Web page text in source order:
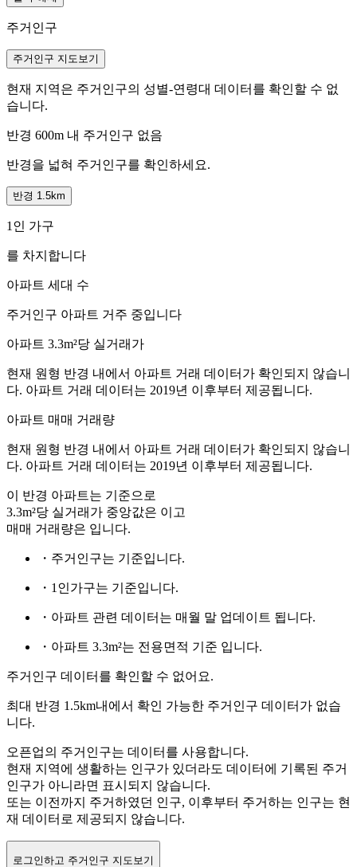
주거인구
주거인구 지도보기
현재 지역은 주거인구의 성별-연령대 데이터를 확인할 수 없
습니다.
반경 600m 내 주거인구 없음
반경을 넓혀 주거인구를 확인하세요.
반경 1.5km
1인 가구
를 차지합니다
아파트 세대 수
주거인구 아파트 거주 중입니다
아파트 3.3m²당 실거래가
현재 원형 반경 내에서 아파트 거래 데이터가 확인되지 않습니
다. 아파트 거래 데이터는 2019년 이후부터 제공됩니다.
아파트 매매 거래량
현재 원형 반경 내에서 아파트 거래 데이터가 확인되지 않습니
다. 아파트 거래 데이터는 2019년 이후부터 제공됩니다.
이 반경 아파트는 기준으로
3.3m²당 실거래가 중앙값은 이고
매매 거래량은 입니다.
・주거인구는 기준입니다.
・1인가구는 기준입니다.
・아파트 관련 데이터는 매월 말 업데이트 됩니다.
・아파트 3.3m²는 전용면적 기준 입니다.
주거인구 데이터를 확인할 수 없어요.
최대 반경 1.5km내에서 확인 가능한 주거인구 데이터가 없습
니다.
오픈업의 주거인구는 데이터를 사용합니다.
현재 지역에 생활하는 인구가 있더라도 데이터에 기록된 주거
인구가 아니라면 표시되지 않습니다.
또는 이전까지 주거하였던 인구, 이후부터 주거하는 인구는 현
재 데이터로 제공되지 않습니다.
로그인하고 주거인구 지도보기